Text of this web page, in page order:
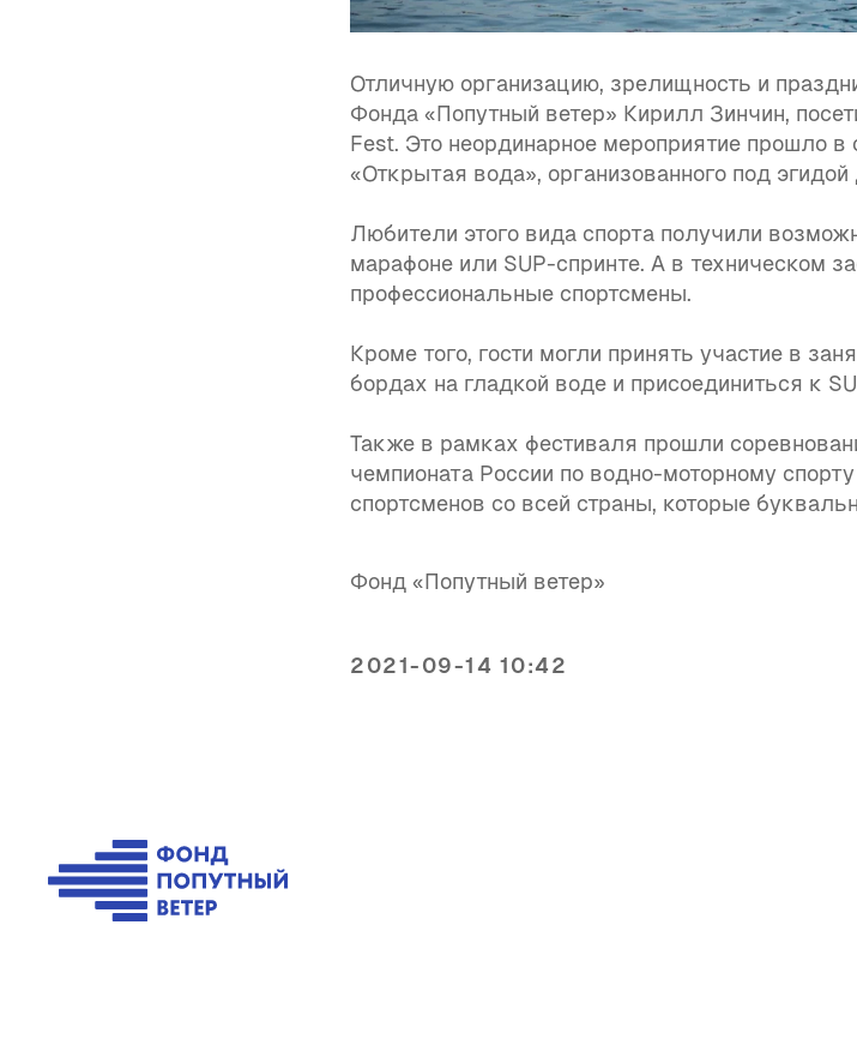
Отличную организацию, зрелищность и
Фонда «Попутный ветер» Кирилл Зинчин,
Fest. Это неординарное мероприятие прошло
«Открытая вода», организованного под
Любители этого вида спорта получили
марафоне или SUP-спринте. А в техническом
профессиональные спортсмены.
Кроме того, гости могли принять участие в
бордах на гладкой воде и присоединиться к
Также в рамках фестиваля прошли
чемпионата России по водно-моторному
спортсменов со всей страны, которые
Фонд «Попутный ветер»
2021-09-14 10:42